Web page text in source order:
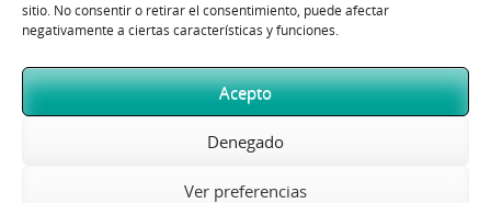
sitio. No consentir o retirar el consentimiento, puede afectar
negativamente a ciertas características y funciones.
Acepto
Denegado
Ver preferencias
Publicado19 mayo, 2014
← Previous